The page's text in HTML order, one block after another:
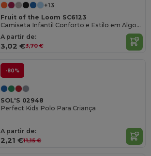
+13
Fruit of the Loom SC6123
Camiseta Infantil Conforto e Estilo em Algodão
A partir de:
3,02 €3,70 €
-80%
SOL'S 02948
Perfect Kids Polo Para Criança
A partir de:
2,21 €11,15 €